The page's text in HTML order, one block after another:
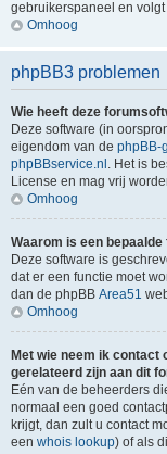
gebruikerspaneel en
Omhoog
phpBB3 problemen
Wie heeft deze
Deze software (in
eigendom van de phpBB-
phpBBservice.nl . Het is
License en mag vrij
Omhoog
Waarom is een
Deze software is
dat er een functie moet
dan de phpBB Area51
Omhoog
Met wie neem ik contact
gerelateerd zijn aan dit
Eén van de beheerders
normaal een goed
krijgt, dan zult u contact
een whois lookup) of als